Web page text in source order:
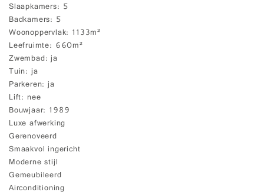
Slaapkamers 5
Badkamers 5
Woonoppervlak 1133m²
Leefruimte 660m²
Zwembad ja
Tuin ja
Parkeren ja
Lift nee
Bouwjaar 1989
Luxe afwerking
Gerenoveerd
Smaakvol ingericht
Moderne stijl
Gemeubileerd
Airconditioning